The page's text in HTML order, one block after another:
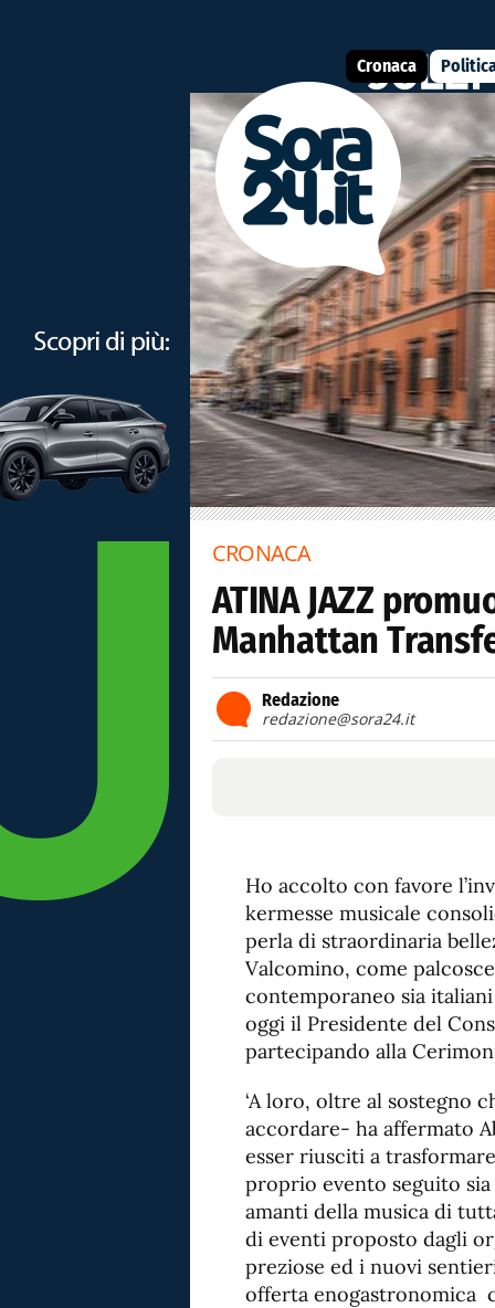
Cronaca
CRONACA
ATINA JAZZ
Manhattan
Redazione
redazione@sora24.it
Ho accolto con favore
kermesse musicale
perla di straordinaria
Valcomino, come
contemporaneo sia
oggi il Presidente del
partecipando alla
‘A loro, oltre al sostegno
accordare- ha affermato
esser riusciti a
proprio evento seguito sia
amanti della musica di
di eventi proposto dagli
preziose ed i nuovi
offerta enogastronomica